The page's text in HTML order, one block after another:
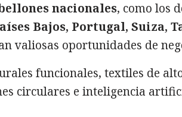
nacionales, como los
Bajos, Portugal, Suiza,
valiosas oportunidades de
funcionales, textiles de
circulares e inteligencia